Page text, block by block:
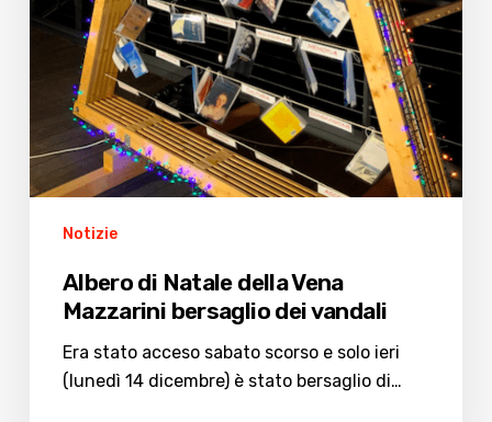
bersaglio
vandali
Notizie
Albero di Natale della Vena
Mazzarini bersaglio dei vandali
Era stato acceso sabato scorso e solo ieri
(lunedì 14 dicembre) è stato bersaglio di…